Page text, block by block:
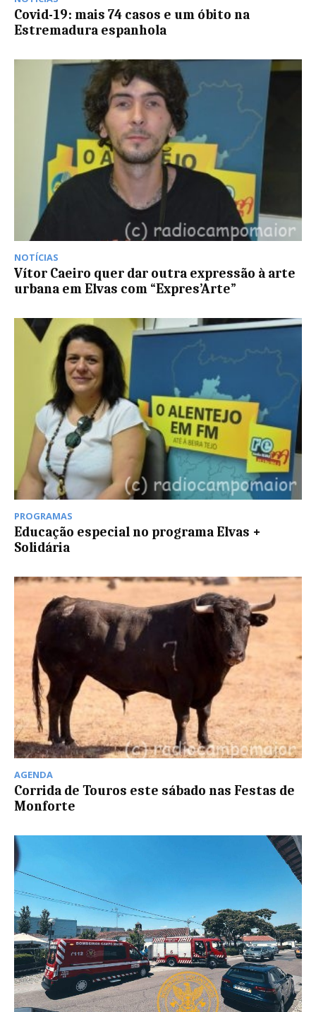
Covid-19: mais 74 casos e um óbito na
Estremadura espanhola
NOTÍCIAS
Vítor Caeiro quer dar outra expressão à arte
urbana em Elvas com “Expres’Arte”
PROGRAMAS
Educação especial no programa Elvas +
Solidária
AGENDA
Corrida de Touros este sábado nas Festas de
Monforte